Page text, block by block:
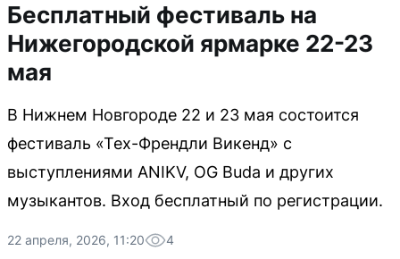
Бесплатный фестиваль на
Нижегородской ярмарке 22-23
мая
В Нижнем Новгороде 22 и 23 мая состоится
фестиваль «Тех-Френдли Викенд» с
выступлениями ANIKV, OG Buda и других
музыкантов. Вход бесплатный по регистрации.
22 апреля, 2026, 11:20 4